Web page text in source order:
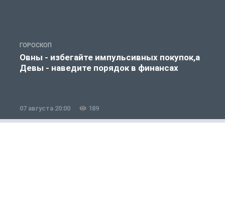
ГОРОСКОП
Овны - избегайте импульсивных покупок,а
Девы - наведите порядок в финансах
07 августа 20:00 189